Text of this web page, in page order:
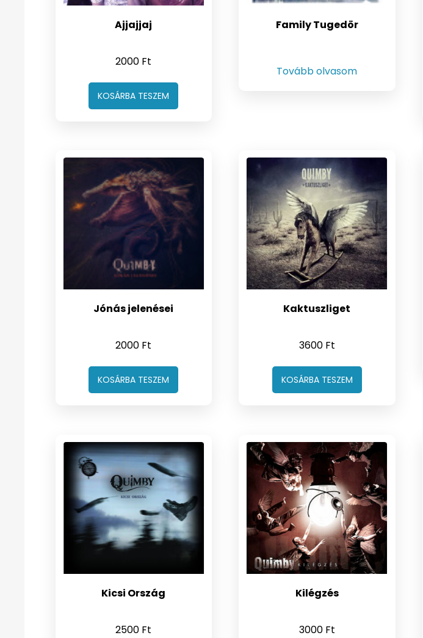
Ajjajjaj
2000 Ft
KOSÁRBA TESZEM
Family Tugedör
Tovább olvasom
Jónás jelenései
2000 Ft
KOSÁRBA TESZEM
Kaktuszliget
3600 Ft
KOSÁRBA TESZEM
Kicsi Ország
2500 Ft
Kilégzés
3000 Ft